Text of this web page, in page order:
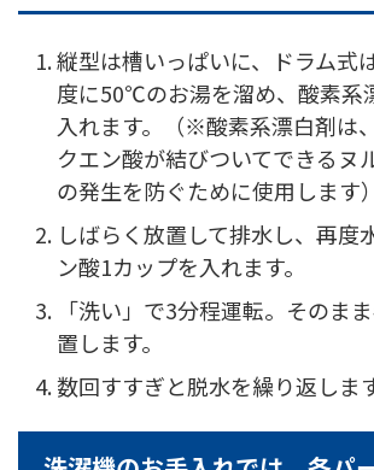
縦型は槽いっぱいに、ドラム式
度に50℃のお湯を溜め、酸素系
入れます。（※酸素系漂白剤は
クエン酸が結びついてできるヌ
の発生を防ぐために使用します）
しばらく放置して排水し、再度
ン酸1カップを入れます。
「洗い」で3分程運転。そのま
置します。
数回すすぎと脱水を繰り返します